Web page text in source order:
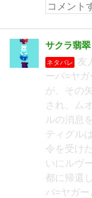
サクラ翡翠
ネタバレ
友
ーバ=ヤガ
が、その
され、ム
ルの消息
ティグル
令を受け
いにルヴ
都に帰還
バ=ヤガー